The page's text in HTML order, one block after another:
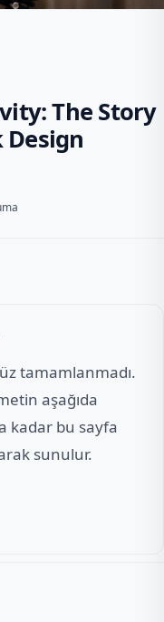
The Story
Design
tamamlanmadı.
aşağıda
kadar bu sayfa
sunulur.